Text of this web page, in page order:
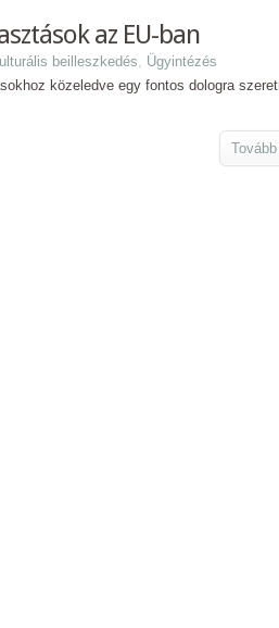
az EU-ban
beilleszkedés, Ügyintézés
közeledve egy fontos dologra